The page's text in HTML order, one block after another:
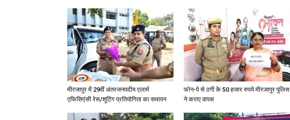
मीरजापुर में 29वीं अंतरजनपदीय एलार्म
एफिसिएंसी रेस/शूटिंग प्रतियोगिता का समापन
फोन-पे से ठगी के 50 हजार रुपये मीरजापुर पुलिस
ने कराए वापस